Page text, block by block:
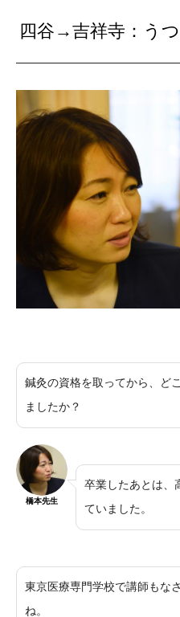
四谷→吉祥寺：う
鍼灸の資格を取ってから、ど
ましたか？
橋本先生
卒業したあとは、
ていました。
東京医療専門学校で講師もな
ね。